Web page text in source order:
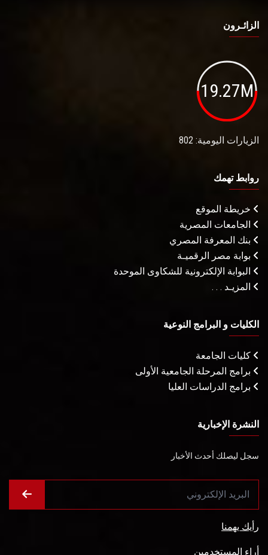
الزائـرون
19.27M
الزيارات اليومية: 802
روابط تهمك
خريطة الموقع
الجامعات المصرية
بنك المعرفة المصري
بوابة مصر الرقميـة
البوابة الإلكترونية للشكاوى الموحدة
المزيـد . . .
الكليات و البرامج النوعية
كليات الجامعة
برامج المرحلة الجامعية الأولى
برامج الدراسات العليا
النشرة الإخبارية
سجل ليصلك أحدث الأخبار
رأيك يهمنا
أراء المستخدمين